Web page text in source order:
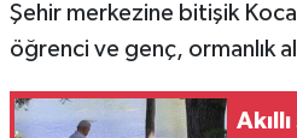
Şehir merkezine bitişik
öğrenci ve genç, ormanlık